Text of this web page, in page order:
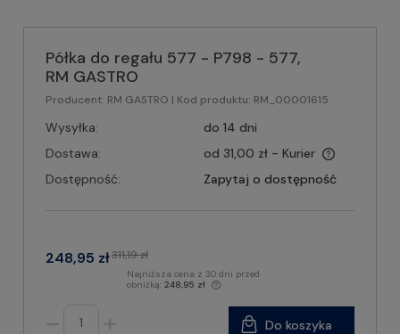
Półka do regału 577 - P798 - 577,
RM GASTRO
Producent: RM GASTRO | Kod produktu: RM_00001615
Wysyłka:
do 14 dni
Dostawa:
od 31,00 zł - Kurier
Dostępność:
Zapytaj o dostępność
248,95 zł311,19 zł
Najniższa cena z 30 dni przed
obniżką: 248,95 zł
Do koszyka